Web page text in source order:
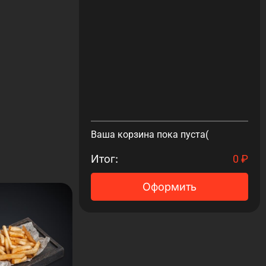
Ваша корзина пока пуста(
Итог: 0 ₽
Оформить